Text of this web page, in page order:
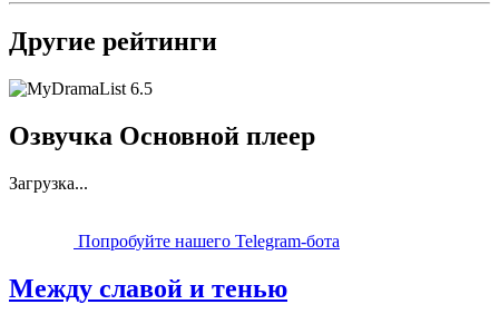
Другие рейтинги
6.5
Озвучка Основной плеер
Загрузка...
Попробуйте нашего Telegram-бота
Между славой и тенью